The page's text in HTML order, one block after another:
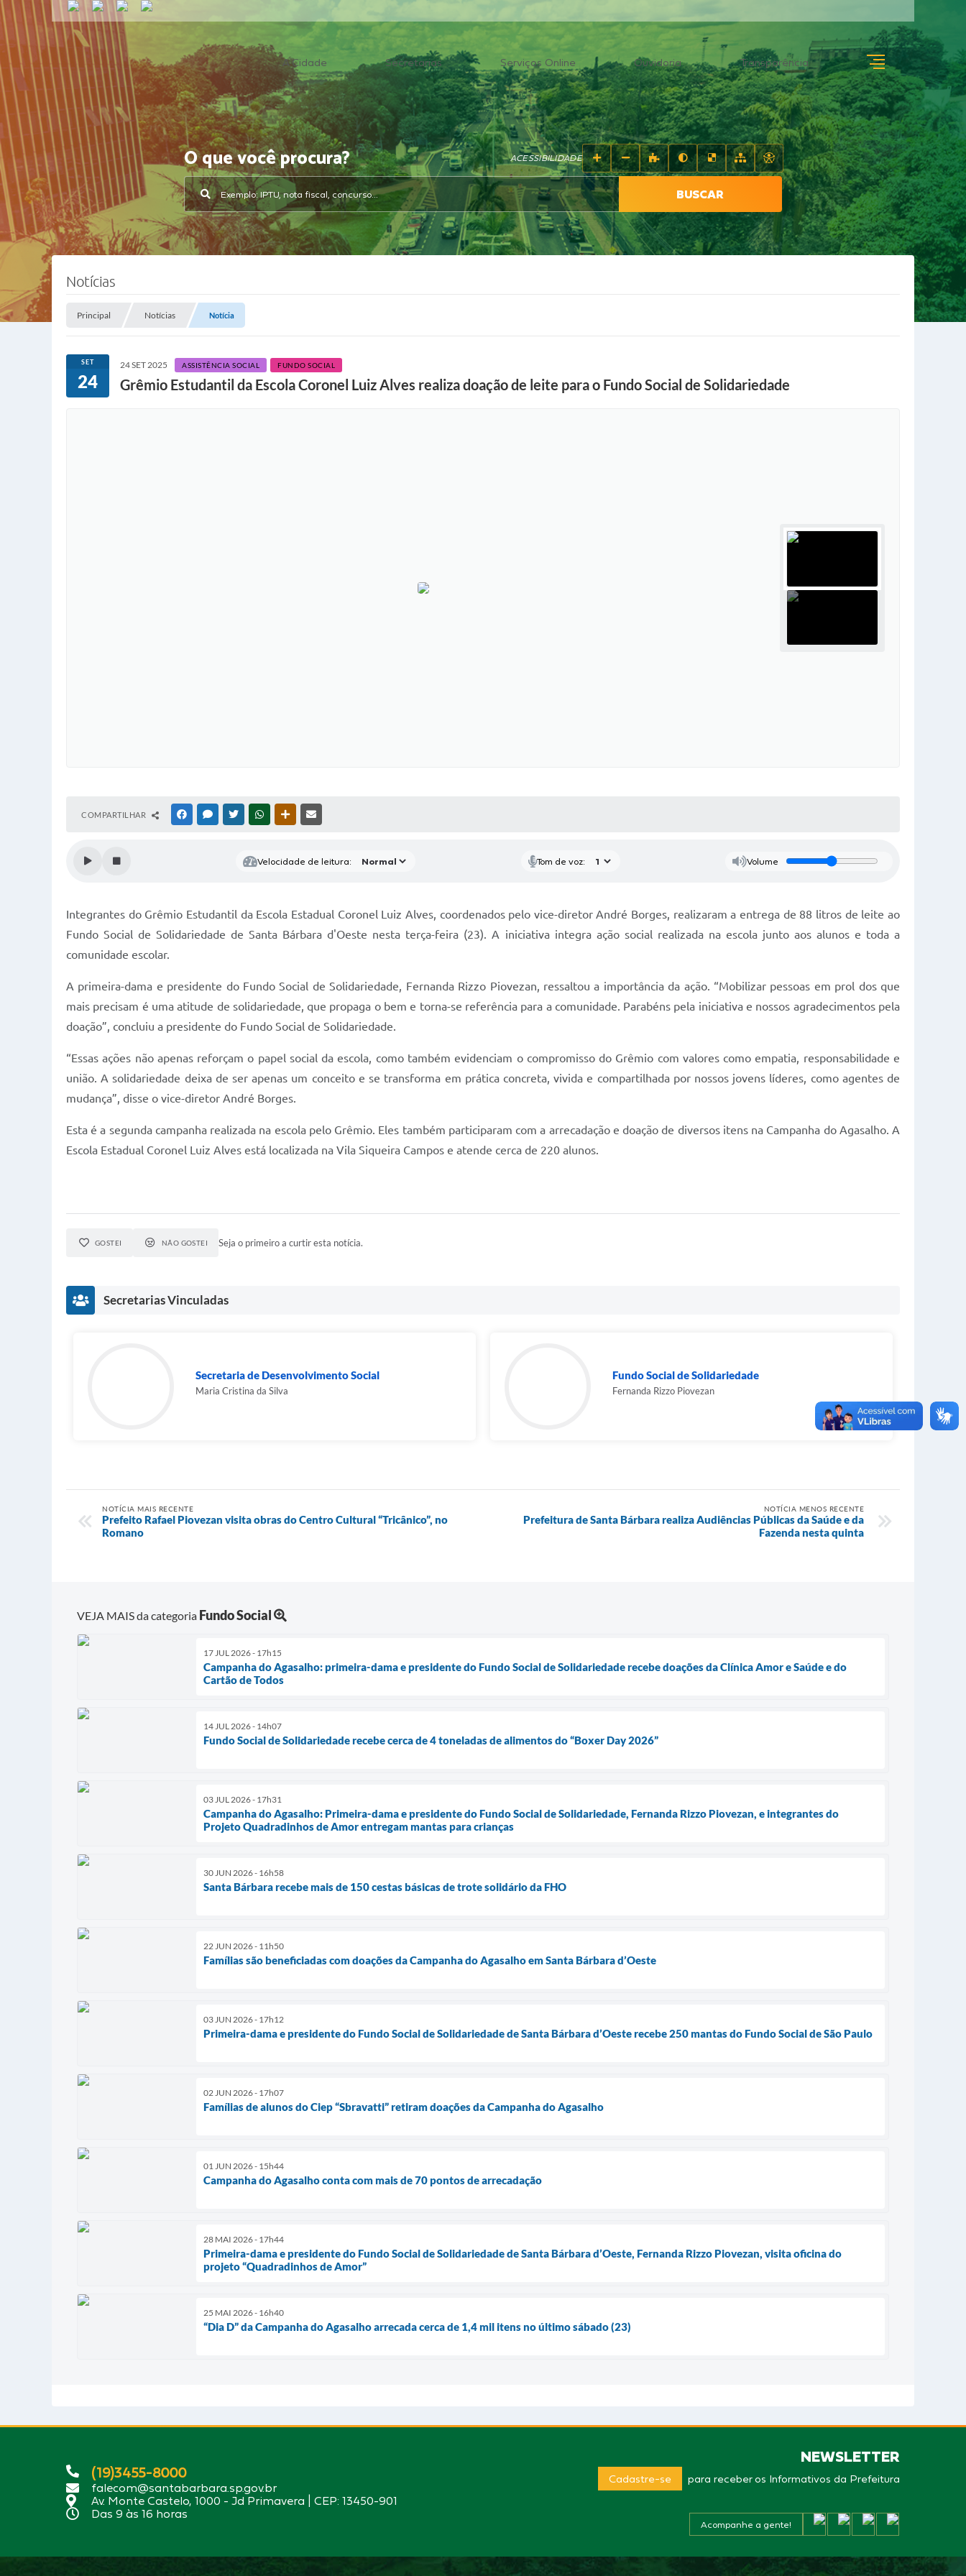
A Cidade Secretarias Serviços Online Ouvidoria Transparência
O que você procura?
BUSCAR
ACESSIBILIDADE
Notícias
Principal Notícias Notícia
SET
24
24 SET 2025 ASSISTÊNCIA SOCIAL FUNDO SOCIAL
Grêmio Estudantil da Escola Coronel Luiz Alves realiza doação de leite para o Fundo Social de Solidariedade
COMPARTILHAR FACEBOOKMESSENGER
TWITTERWHATSAPPOUTRAS MÍDIAS
Velocidade de leitura: Tom de voz: Volume
Integrantes do Grêmio Estudantil da Escola Estadual Coronel Luiz Alves, coordenados pelo vice-diretor André Borges, realizaram a entrega de 88 litros de leite ao
Fundo Social de Solidariedade de Santa Bárbara d'Oeste nesta terça-feira (23). A iniciativa integra ação social realizada na escola junto aos alunos e toda a
comunidade escolar.
A primeira-dama e presidente do Fundo Social de Solidariedade, Fernanda Rizzo Piovezan, ressaltou a importância da ação. “Mobilizar pessoas em prol dos que
mais precisam é uma atitude de solidariedade, que propaga o bem e torna-se referência para a comunidade. Parabéns pela iniciativa e nossos agradecimentos pela
doação”, concluiu a presidente do Fundo Social de Solidariedade.
“Essas ações não apenas reforçam o papel social da escola, como também evidenciam o compromisso do Grêmio com valores como empatia, responsabilidade e
união. A solidariedade deixa de ser apenas um conceito e se transforma em prática concreta, vivida e compartilhada por nossos jovens líderes, como agentes de
mudança”, disse o vice-diretor André Borges.
Esta é a segunda campanha realizada na escola pelo Grêmio. Eles também participaram com a arrecadação e doação de diversos itens na Campanha do Agasalho. A
Escola Estadual Coronel Luiz Alves está localizada na Vila Siqueira Campos e atende cerca de 220 alunos.
GOSTEI NÃO GOSTEI Seja o primeiro a curtir esta notícia.
Secretarias Vinculadas
Secretaria de Desenvolvimento Social
Maria Cristina da Silva
Fundo Social de Solidariedade
Fernanda Rizzo Piovezan
NOTÍCIA MAIS RECENTE
Prefeito Rafael Piovezan visita obras do Centro Cultural “Tricânico”, no
Romano
NOTÍCIA MENOS RECENTE
Prefeitura de Santa Bárbara realiza Audiências Públicas da Saúde e da
Fazenda nesta quinta
VEJA MAIS da categoria Fundo Social
17 JUL 2026 - 17h15
Campanha do Agasalho: primeira-dama e presidente do Fundo Social de Solidariedade recebe doações da Clínica Amor e Saúde e do
Cartão de Todos
14 JUL 2026 - 14h07
Fundo Social de Solidariedade recebe cerca de 4 toneladas de alimentos do “Boxer Day 2026”
03 JUL 2026 - 17h31
Campanha do Agasalho: Primeira-dama e presidente do Fundo Social de Solidariedade, Fernanda Rizzo Piovezan, e integrantes do
Projeto Quadradinhos de Amor entregam mantas para crianças
30 JUN 2026 - 16h58
Santa Bárbara recebe mais de 150 cestas básicas de trote solidário da FHO
22 JUN 2026 - 11h50
Famílias são beneficiadas com doações da Campanha do Agasalho em Santa Bárbara d’Oeste
03 JUN 2026 - 17h12
Primeira-dama e presidente do Fundo Social de Solidariedade de Santa Bárbara d’Oeste recebe 250 mantas do Fundo Social de São Paulo
02 JUN 2026 - 17h07
Famílias de alunos do Ciep “Sbravatti” retiram doações da Campanha do Agasalho
01 JUN 2026 - 15h44
Campanha do Agasalho conta com mais de 70 pontos de arrecadação
28 MAI 2026 - 17h44
Primeira-dama e presidente do Fundo Social de Solidariedade de Santa Bárbara d’Oeste, Fernanda Rizzo Piovezan, visita oficina do
projeto “Quadradinhos de Amor”
25 MAI 2026 - 16h40
“Dia D” da Campanha do Agasalho arrecada cerca de 1,4 mil itens no último sábado (23)
(19)3455-8000
falecom@santabarbara.sp.gov.br
Av. Monte Castelo, 1000 - Jd Primavera | CEP: 13450-901
Das 9 às 16 horas
NEWSLETTER
Cadastre-se para receber os Informativos da Prefeitura
Acompanhe a gente!